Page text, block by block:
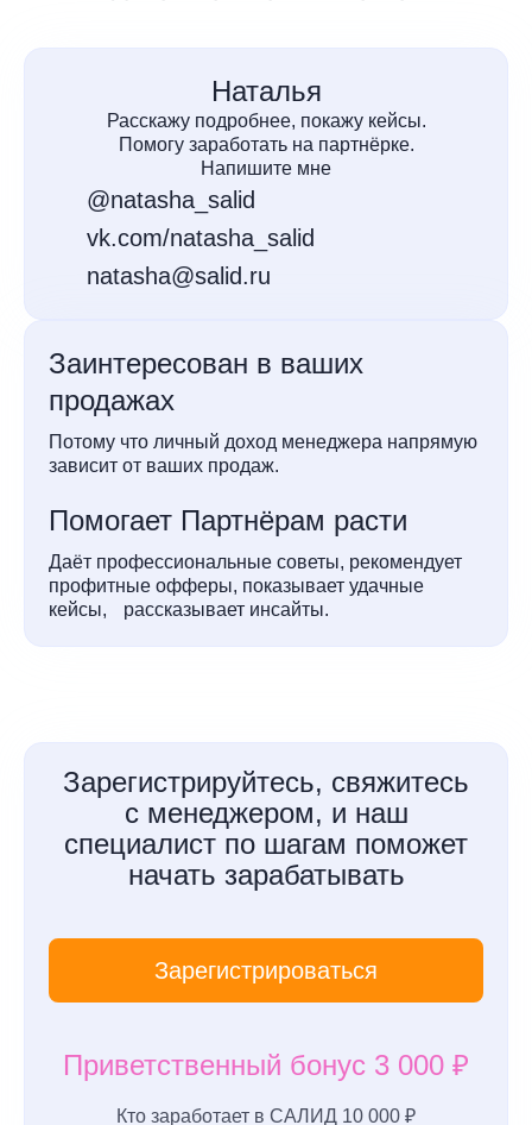
Наталья
Расскажу подробнее, покажу кейсы.
Помогу заработать на партнёрке.
Напишите мне
@natasha_salid
vk.com/natasha_salid
natasha@salid.ru
Заинтересован в ваших
продажах
Потому что личный доход менеджера напрямую
зависит от ваших продаж.
Помогает Партнёрам расти
Даёт профессиональные советы, рекомендует
профитные офферы, показывает удачные
кейсы, рассказывает инсайты.
Зарегистрируйтесь, свяжитесь
с менеджером, и наш
специалист по шагам поможет
начать зарабатывать
Зарегистрироваться
Приветственный бонус 3 000 ₽
Кто заработает в САЛИД 10 000 ₽